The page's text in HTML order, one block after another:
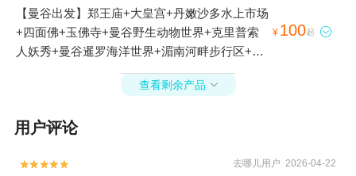
+美功铁道市场+三头神象博物馆+曼谷夜市摩天
轮+曼谷金佛寺+水门市场+曼谷市区至丹嫩沙多
水上市场接送服务+王权云顶大厦玻璃观景台+古
河+玛丽莲号夜游湄南河+皇家公主号湄南河游船
【曼谷出发】郑王庙+大皇宫+丹嫩沙多水上市场
+四面佛+玉佛寺+曼谷野生动物世界+克里普索
人妖秀+曼谷暹罗海洋世界+湄南河畔步行区+彩
虹云霄拜约克摩天塔+安帕瓦水上市场+美功铁道
市场+三头神象博物馆+曼谷夜市摩天轮+曼谷金
谷本地玩乐+王权云顶大厦玻璃观景台+丹嫩沙多
¥ 100起 
查看剩余产品 
用户评论

 去哪儿用户 2026-04-22